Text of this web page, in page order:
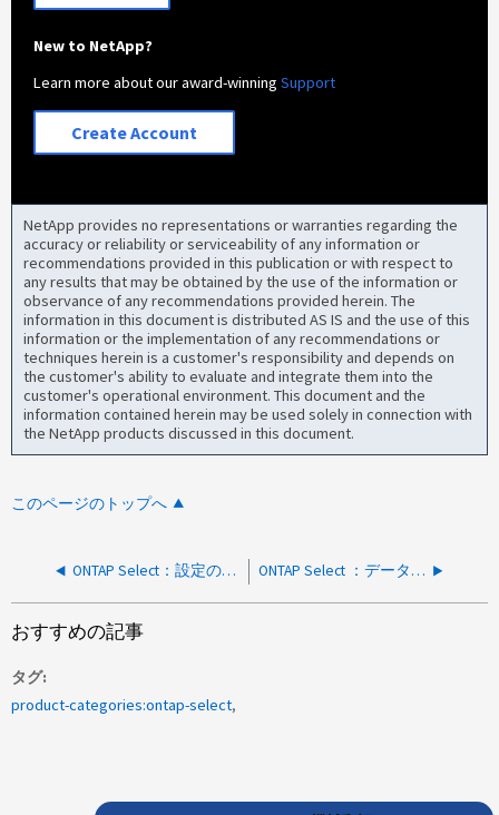
New to NetApp?
Learn more about our award-winningSupport
Create Account
NetApp provides no representations or warranties regarding the
accuracy or reliability or serviceability of any information or
recommendations provided in this publication or with respect to
any results that may be obtained by the use of the information or
observance of any recommendations provided herein. The
information in this document is distributed AS IS and the use of this
information or the implementation of any recommendations or
techniques herein is a customer's responsibility and depends on
the customer's ability to evaluate and integrate them into the
customer's operational environment. This document and the
information contained herein may be used solely in connection with
the NetApp products discussed in this document.
このページのトップへ
ONTAP Select：設定のリカバリ中にシステムがハングする ONTAP Select ：データアグリゲートを作成できません。理由： 1 ディスクが必要ですが、一致するディスクが不足しています
おすすめの記事
タグ
product-categories:ontap-select